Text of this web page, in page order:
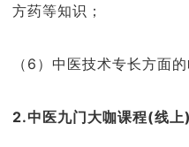
方药等知识；
（6）中医技术专长方面
2.中医九门大咖课程(线上)